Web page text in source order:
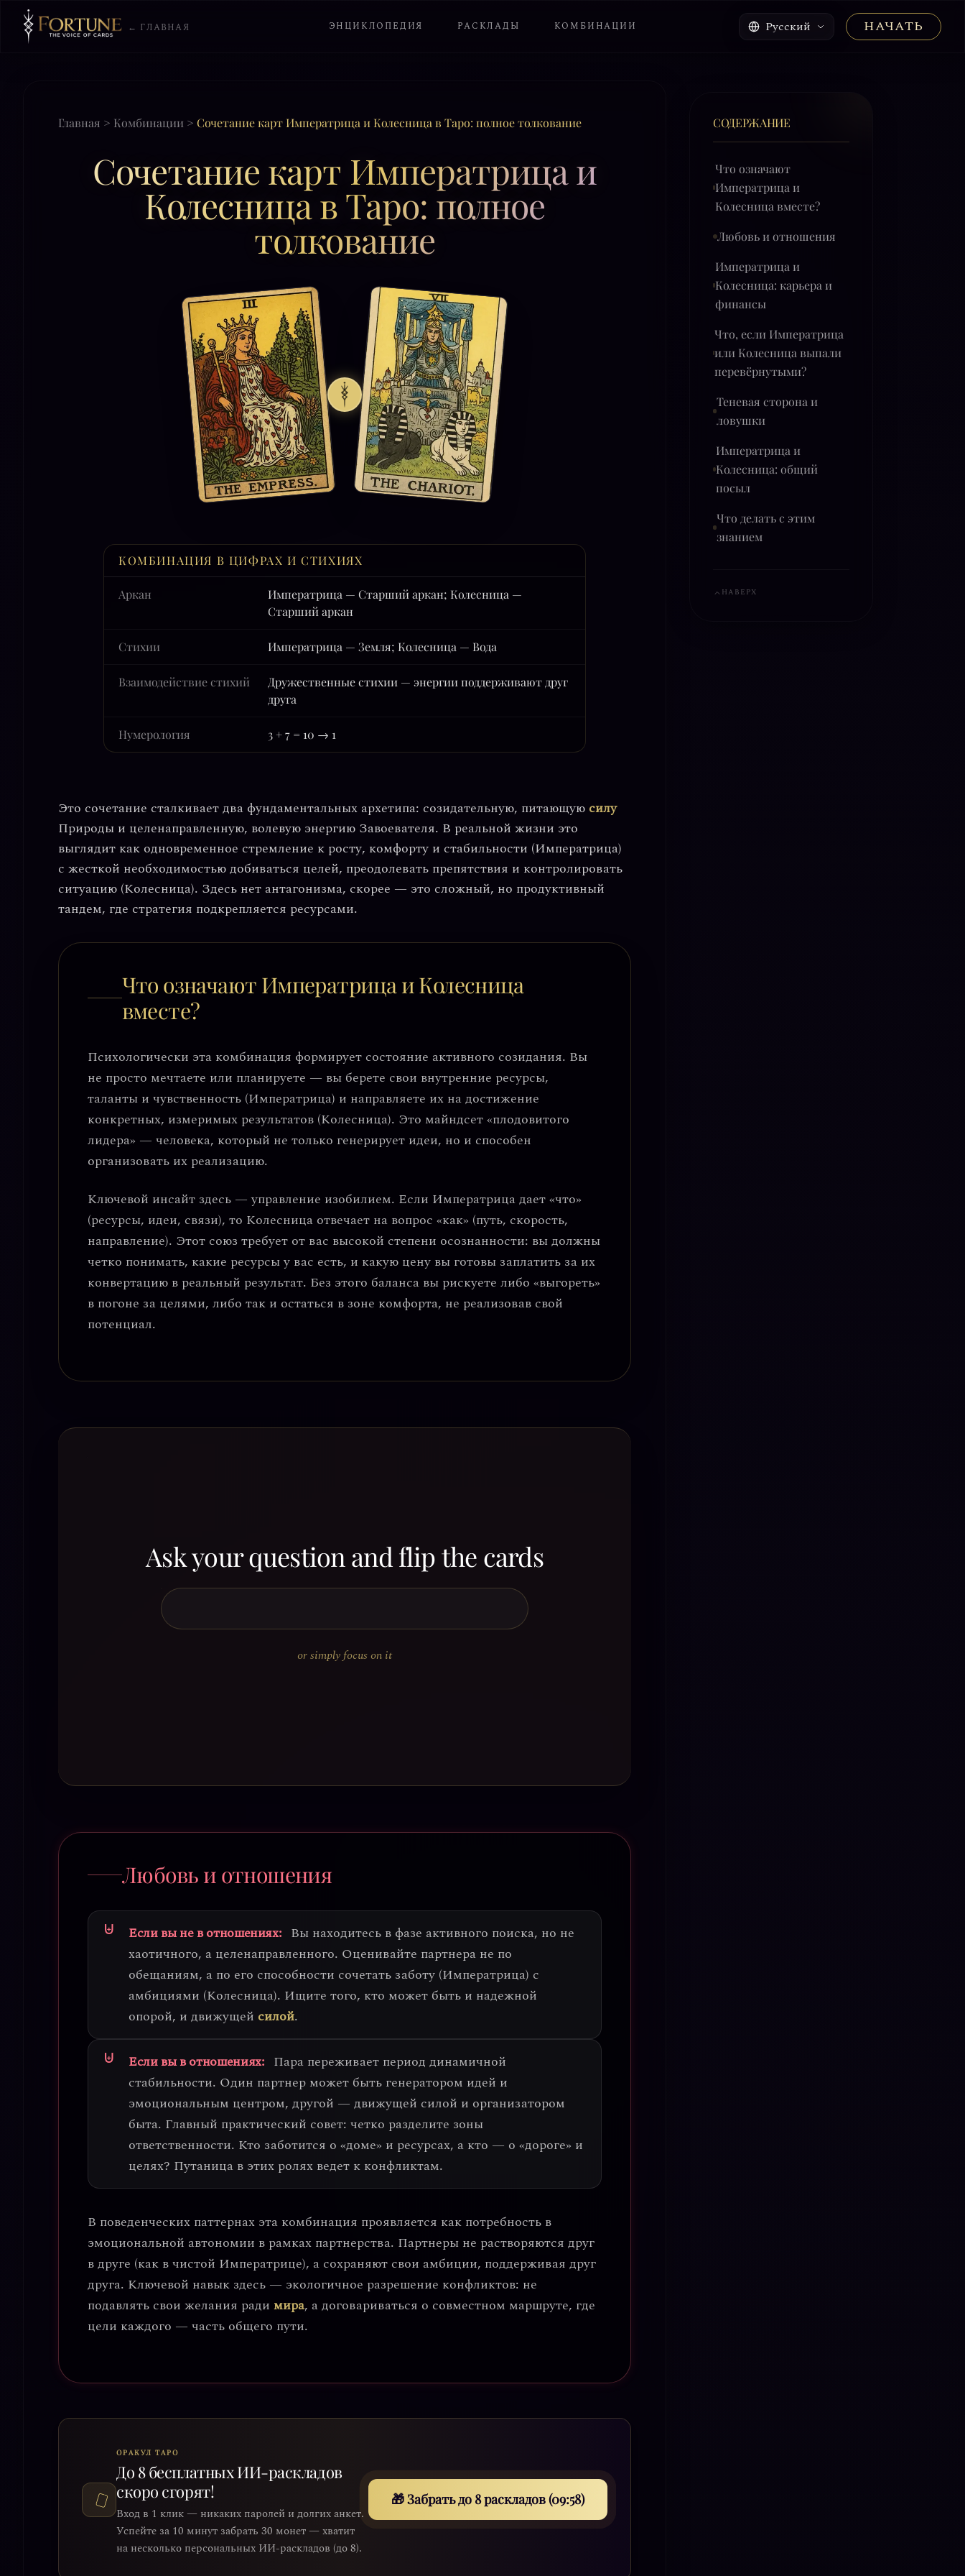
← ГЛАВНАЯ ЭНЦИКЛОПЕДИЯ РАСКЛАДЫ КОМБИНАЦИИ Русский НАЧАТЬ
Главная > Комбинации > Сочетание карт Императрица и Колесница в Таро: полное толкование
Сочетание карт Императрица и
Колесница в Таро: полное
толкование
КОМБИНАЦИЯ В ЦИФРАХ И СТИХИЯХ
Аркан
Императрица — Старший аркан; Колесница —
Старший аркан
Стихии Императрица — Земля; Колесница — Вода
Взаимодействие стихий
Дружественные стихии — энергии поддерживают друг
друга
Нумерология 3 + 7 = 10 → 1
Это сочетание сталкивает два фундаментальных архетипа: созидательную, питающую силу
Природы и целенаправленную, волевую энергию Завоевателя. В реальной жизни это
выглядит как одновременное стремление к росту, комфорту и стабильности (Императрица)
с жесткой необходимостью добиваться целей, преодолевать препятствия и контролировать
ситуацию (Колесница). Здесь нет антагонизма, скорее — это сложный, но продуктивный
тандем, где стратегия подкрепляется ресурсами.
Что означают Императрица и Колесница
вместе?
Психологически эта комбинация формирует состояние активного созидания. Вы
не просто мечтаете или планируете — вы берете свои внутренние ресурсы,
таланты и чувственность (Императрица) и направляете их на достижение
конкретных, измеримых результатов (Колесница). Это майндсет«плодовитого
лидера» — человека, который не только генерирует идеи, но и способен
организовать их реализацию.
Ключевой инсайт здесь —управление изобилием. Если Императрица дает «что»
(ресурсы, идеи, связи), то Колесница отвечает на вопрос «как» (путь, скорость,
направление). Этот союз требует от вас высокой степени осознанности: вы должны
четко понимать, какие ресурсы у вас есть, и какую цену вы готовы заплатить за их
конвертацию в реальный результат. Без этого баланса вы рискуете либо «выгореть»
в погоне за целями, либо так и остаться в зоне комфорта, не реализовав свой
потенциал.
Ask your question and flip the cards
or simply focus on it
Любовь и отношения
Если вы не в отношениях: Вы находитесь в фазе активного поиска, но не
хаотичного, а целенаправленного. Оценивайте партнера не по
обещаниям, а по его способности сочетать заботу (Императрица) с
амбициями (Колесница). Ищите того, кто может быть и надежной
опорой, и движущей силой.
Если вы в отношениях: Пара переживает периоддинамичной
стабильности. Один партнер может быть генератором идей и
эмоциональным центром, другой — движущей силой и организатором
быта. Главный практический совет: четко разделите зоны
ответственности. Кто заботится о «доме» и ресурсах, а кто — о «дороге» и
целях? Путаница в этих ролях ведет к конфликтам.
В поведенческих паттернах эта комбинация проявляется как потребность в
эмоциональной автономии в рамках партнерства. Партнеры не растворяются друг
в друге (как в чистой Императрице), а сохраняют свои амбиции, поддерживая друг
друга. Ключевой навык здесь — экологичное разрешение конфликтов: не
подавлять свои желания ради мира, а договариваться о совместном маршруте, где
цели каждого — часть общего пути.
ОРАКУЛ ТАРО
До 8 бесплатных ИИ-раскладов
скоро сгорят!
Вход в 1 клик — никаких паролей и долгих анкет.
Успейте за 10 минут забрать 30 монет — хватит
на несколько персональных ИИ-раскладов (до 8).
🎁 Забрать до 8 раскладов (09:56)
Императрица и
Колесница вместе?
Колесница: карьера и
финансы
или Колесница выпали
перевёрнутыми?
ловушки
Колесница: общий
посыл
знанием